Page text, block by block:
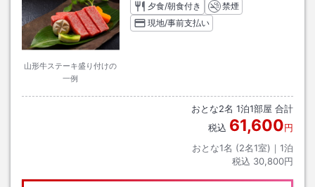
山形牛ステーキ盛り付けの
一例
夕食/朝食付き
禁煙
現地/事前支払い
おとな2名 1泊1部屋 合計
税込 61,600円
おとな1名 (2名1室)｜ 1泊
税込 30,800円